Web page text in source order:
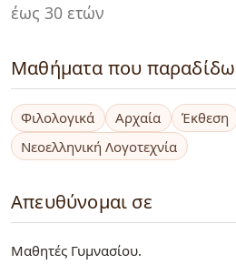
έως 30 ετών
Μαθήματα που παραδίδω
Φιλολογικά Αρχαία Έκθεση
Νεοελληνική Λογοτεχνία
Απευθύνομαι σε
Μαθητές Γυμνασίου